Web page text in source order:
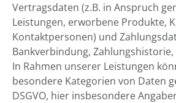
Vertragsdaten (z.B. in Anspruch
Leistungen, erworbene Produkte,
Kontaktpersonen) und
Bankverbindung, Zahlungshistorie,
In Rahmen unserer Leistungen
besondere Kategorien von Daten
DSGVO, hier insbesondere